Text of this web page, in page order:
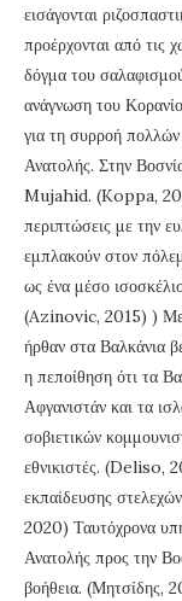
εισάγονται
προέρχονται από τις
δόγμα του
ανάγνωση του
για τη συρροή
Ανατολής. Στην
Mujahid. (Koppa,
περιπτώσεις με την
εμπλακούν στον
ως ένα μέσο
(Azinovic, 2015) ) Με
ήρθαν στα Βαλκάνια
η πεποίθηση ότι τα
Αφγανιστάν και τα
σοβιετικών
εθνικιστές. (Deliso,
εκπαίδευσης
2020) Ταυτόχρονα
Ανατολής προς την
βοήθεια. (Μητσίδης,